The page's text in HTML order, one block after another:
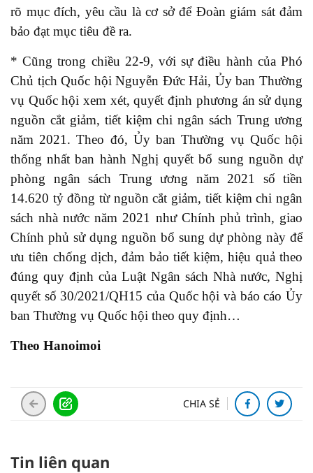
rõ mục đích, yêu cầu là cơ sở để Đoàn giám sát đảm
bảo đạt mục tiêu đề ra.
* Cũng trong chiều 22-9, với sự điều hành của Phó
Chủ tịch Quốc hội Nguyễn Đức Hải, Ủy ban Thường
vụ Quốc hội xem xét, quyết định phương án sử dụng
nguồn cắt giảm, tiết kiệm chi ngân sách Trung ương
năm 2021. Theo đó, Ủy ban Thường vụ Quốc hội
thống nhất ban hành Nghị quyết bổ sung nguồn dự
phòng ngân sách Trung ương năm 2021 số tiền
14.620 tỷ đồng từ nguồn cắt giảm, tiết kiệm chi ngân
sách nhà nước năm 2021 như Chính phủ trình, giao
Chính phủ sử dụng nguồn bổ sung dự phòng này để
ưu tiên chống dịch, đảm bảo tiết kiệm, hiệu quả theo
đúng quy định của Luật Ngân sách Nhà nước, Nghị
quyết số 30/2021/QH15 của Quốc hội và báo cáo Ủy
ban Thường vụ Quốc hội theo quy định…
Theo Hanoimoi
CHIA SẺ
Tin liên quan